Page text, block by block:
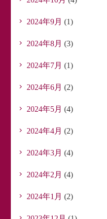
2024年9月 (1)
2024年8月 (3)
2024年7月 (1)
2024年6月 (2)
2024年5月 (4)
2024年4月 (2)
2024年3月 (4)
2024年2月 (4)
2024年1月 (2)